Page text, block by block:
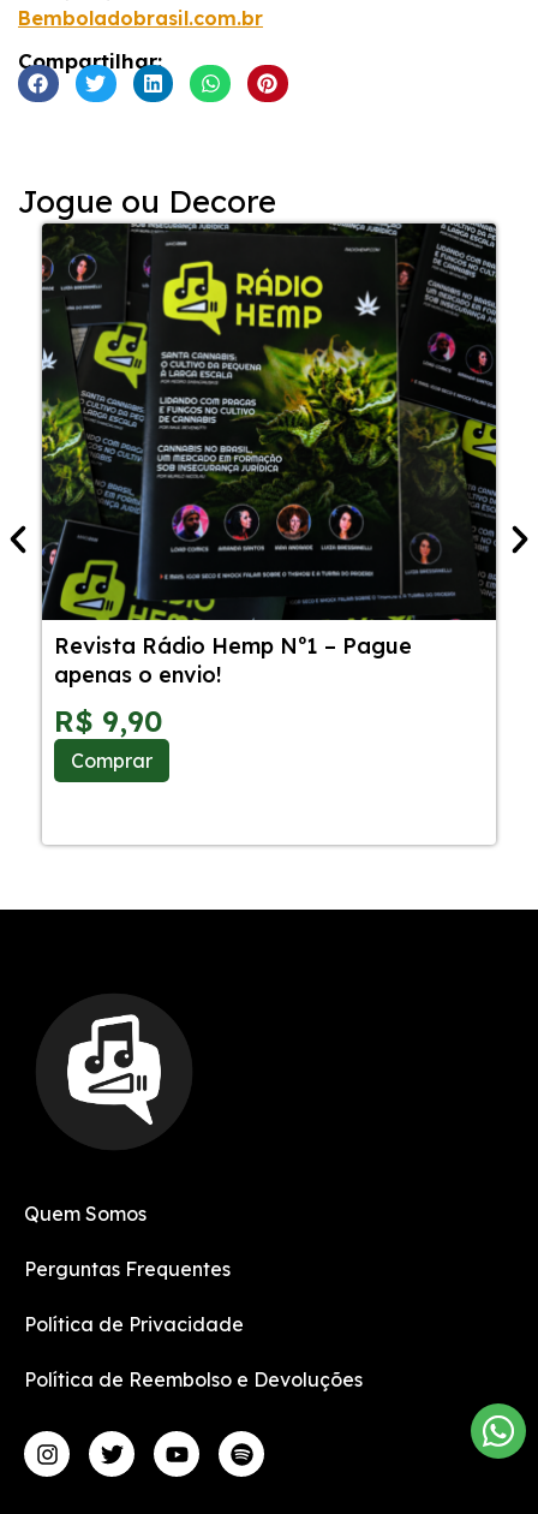
Bemboladobrasil.com.br
Compartilhar:
Jogue ou Decore
Revista Rádio Hemp Nº1 – Pague
apenas o envio!
R$ 9,90
Comprar
Quem Somos
Perguntas Frequentes
Política de Privacidade
Política de Reembolso e Devoluções